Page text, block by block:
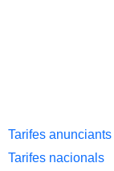
Tarifes
Tarifes nacionals